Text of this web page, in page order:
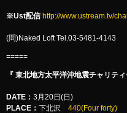
※Ust配信 http://www.ustream.tv/
(問)Naked Loft Tel.03-5481-4143
=====
『 東北地方太平洋沖地震チャリテ
DATE ： 3月20日(日)
PLACE ： 下北沢 440(Four forty)